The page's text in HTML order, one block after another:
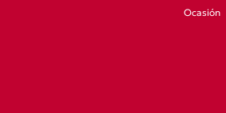
Ocasión